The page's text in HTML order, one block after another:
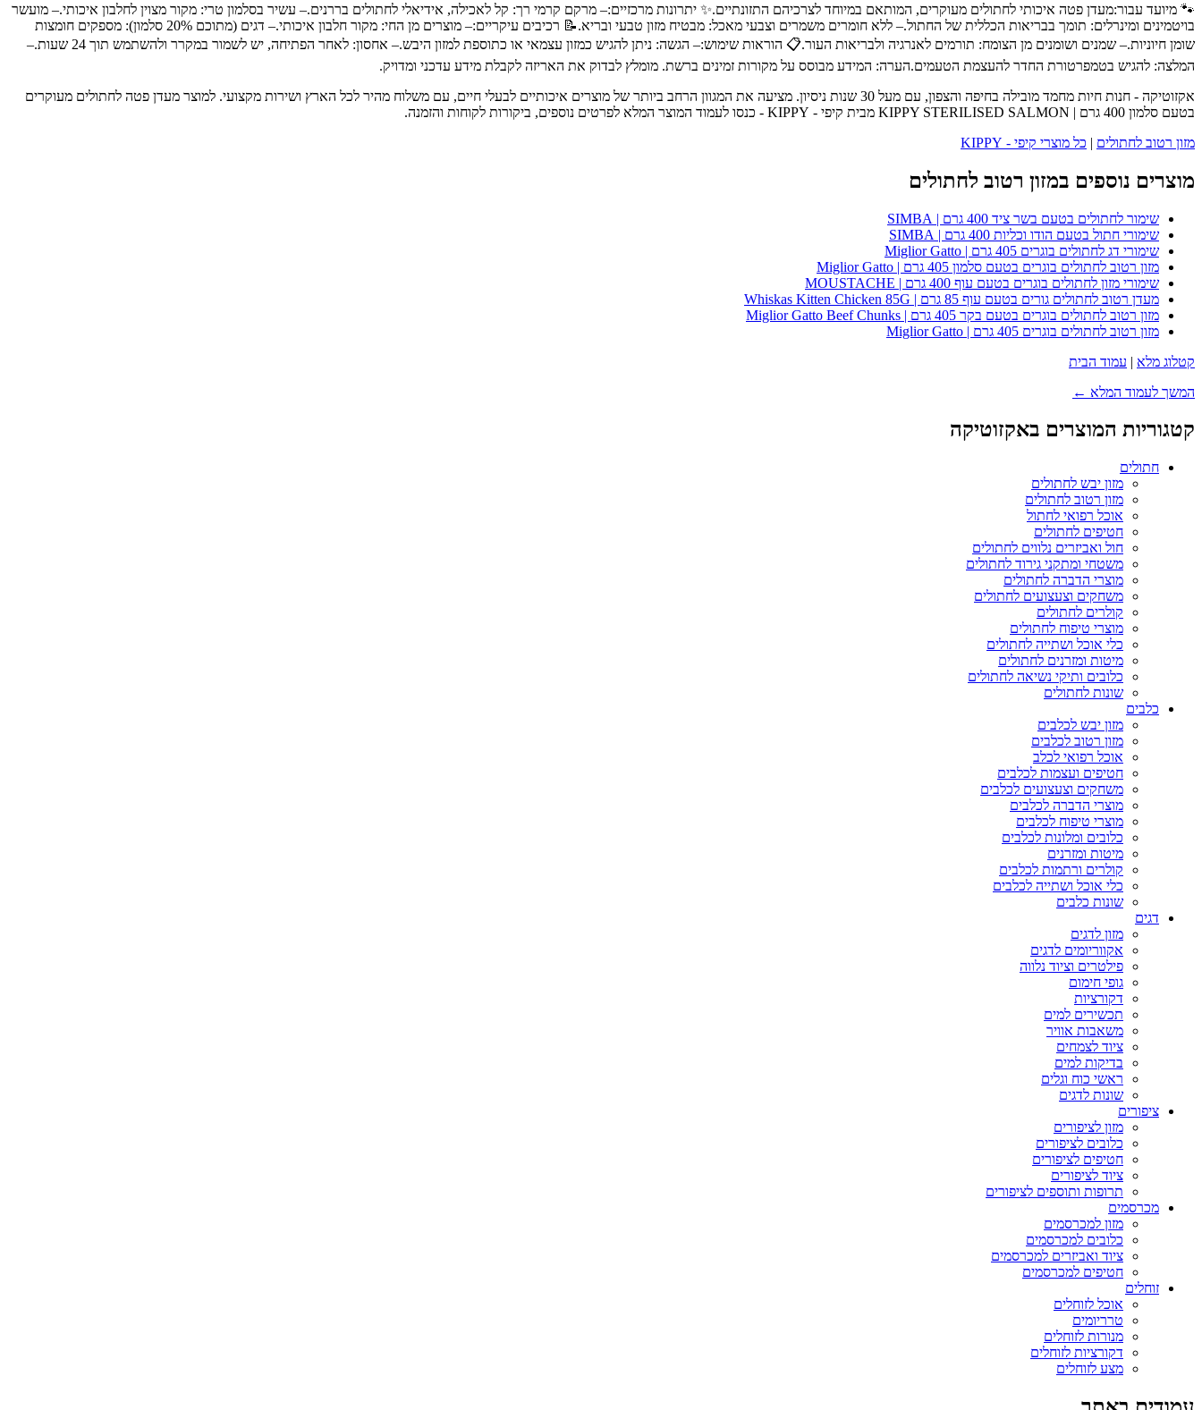
🐾 מיועד עבור:מעדן פטה איכותי לחתולים מעוקרים, המותאם במיוחד לצרכיהם התזונתיים.✨ יתרונות מרכזיים:– מרקם קרמי רך: קל לאכילה, אידיאלי לחתולים בררנים.– עשיר בסלמון טרי: מקור מצוין לחלבון איכותי.– מועשר
בויטמינים ומינרלים: תומך בבריאות הכללית של החתול.– ללא חומרים משמרים וצבעי מאכל: מבטיח מזון טבעי ובריא.📝 רכיבים עיקריים:– מוצרים מן החי: מקור חלבון איכותי.– דגים (מתוכם 20% סלמון): מספקים חומצות
שומן חיוניות.– שמנים ושומנים מן הצומח: תורמים לאנרגיה ולבריאות העור.📋 הוראות שימוש:– הגשה: ניתן להגיש כמזון עצמאי או כתוספת למזון היבש.– אחסון: לאחר הפתיחה, יש לשמור במקרר ולהשתמש תוך 24 שעות.–
המלצה: להגיש בטמפרטורת החדר להעצמת הטעמים.הערה: המידע מבוסס על מקורות זמינים ברשת. מומלץ לבדוק את האריזה לקבלת מידע עדכני ומדויק.
אקזוטיקה - חנות חיות מחמד מובילה בחיפה והצפון, עם מעל 30 שנות ניסיון. מציעה את המגוון הרחב ביותר של מוצרים איכותיים לבעלי חיים, עם משלוח מהיר לכל הארץ ושירות מקצועי. למוצר מעדן פטה לחתולים מעוקרים
בטעם סלמון 400 גרם | KIPPY STERILISED SALMON מבית קיפי - KIPPY - כנסו לעמוד המוצר המלא לפרטים נוספים, ביקורות לקוחות והזמנה.
מזון רטוב לחתולים | כל מוצרי קיפי - KIPPY
מוצרים נוספים במזון רטוב לחתולים
שימור לחתולים בטעם בשר ציד 400 גרם | SIMBA
שימורי חתול בטעם הודו וכליות 400 גרם | SIMBA
שימורי דג לחתולים בוגרים 405 גרם | Miglior Gatto
מזון רטוב לחתולים בוגרים בטעם סלמון 405 גרם | Miglior Gatto
שימורי מזון לחתולים בוגרים בטעם עוף 400 גרם | MOUSTACHE
מעדן רטוב לחתולים גורים בטעם עוף 85 גרם | Whiskas Kitten Chicken 85G
מזון רטוב לחתולים בוגרים בטעם בקר 405 גרם | Miglior Gatto Beef Chunks
מזון רטוב לחתולים בוגרים 405 גרם | Miglior Gatto
קטלוג מלא | עמוד הבית
המשך לעמוד המלא ←
קטגוריות המוצרים באקזוטיקה
חתולים
מזון יבש לחתולים
מזון רטוב לחתולים
אוכל רפואי לחתול
חטיפים לחתולים
חול ואביזרים נלווים לחתולים
משטחי ומתקני גירוד לחתולים
מוצרי הדברה לחתולים
משחקים וצעצועים לחתולים
קולרים לחתולים
מוצרי טיפוח לחתולים
כלי אוכל ושתייה לחתולים
מיטות ומזרנים לחתולים
כלובים ותיקי נשיאה לחתולים
שונות לחתולים
כלבים
מזון יבש לכלבים
מזון רטוב לכלבים
אוכל רפואי לכלב
חטיפים ועצמות לכלבים
משחקים וצעצועים לכלבים
מוצרי הדברה לכלבים
מוצרי טיפוח לכלבים
כלובים ומלונות לכלבים
מיטות ומזרנים
קולרים ורתמות לכלבים
כלי אוכל ושתייה לכלבים
שונות כלבים
דגים
מזון לדגים
אקווריומים לדגים
פילטרים וציוד נלווה
גופי חימום
דקורציות
תכשירים למים
משאבות אוויר
ציוד לצמחים
בדיקות למים
ראשי כוח וגלים
שונות לדגים
ציפורים
מזון לציפורים
כלובים לציפורים
חטיפים לציפורים
ציוד לציפורים
תרופות ותוספים לציפורים
מכרסמים
מזון למכרסמים
כלובים למכרסמים
ציוד ואביזרים למכרסמים
חטיפים למכרסמים
זוחלים
אוכל לזוחלים
טרריומים
מנורות לזוחלים
דקורציות לזוחלים
מצע לזוחלים